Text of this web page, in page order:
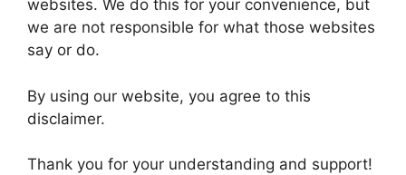
websites. We do this for your convenience, but
we are not responsible for what those websites
say or do.
By using our website, you agree to this
disclaimer.
Thank you for your understanding and support!